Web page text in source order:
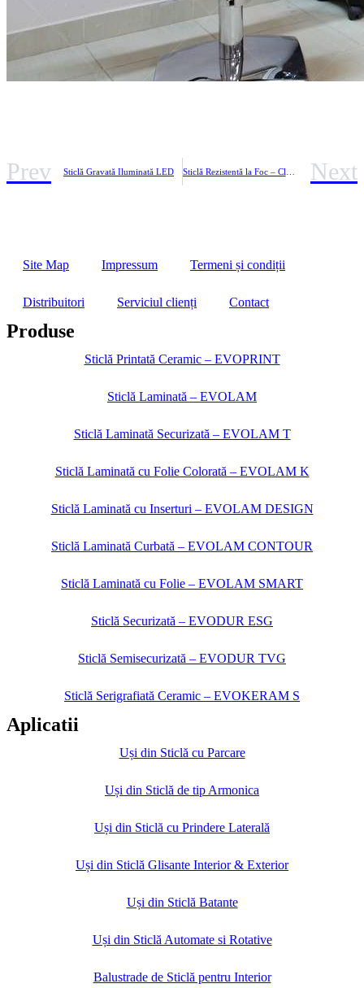
Prev Sticlă Gravată Iluminată LED Sticlă Rezistentă la Foc – Clasa EI Next
Site Map Impressum Termeni și condiții
Distribuitori Serviciul clienți Contact
Produse
Sticlă Printată Ceramic – EVOPRINT
Sticlă Laminată – EVOLAM
Sticlă Laminată Securizată – EVOLAM T
Sticlă Laminată cu Folie Colorată – EVOLAM K
Sticlă Laminată cu Inserturi – EVOLAM DESIGN
Sticlă Laminată Curbată – EVOLAM CONTOUR
Sticlă Laminată cu Folie – EVOLAM SMART
Sticlă Securizată – EVODUR ESG
Sticlă Semisecurizată – EVODUR TVG
Sticlă Serigrafiată Ceramic – EVOKERAM S
Aplicatii
Uși din Sticlă cu Parcare
Uși din Sticlă de tip Armonica
Uși din Sticlă cu Prindere Laterală
Uși din Sticlă Glisante Interior & Exterior
Uși din Sticlă Batante
Uși din Sticlă Automate si Rotative
Balustrade de Sticlă pentru Interior